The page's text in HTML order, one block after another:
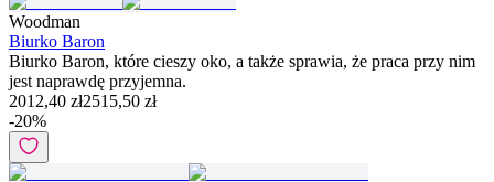
Woodman
Biurko Baron
Biurko Baron, które cieszy oko, a także sprawia, że praca przy nim
jest naprawdę przyjemna.
2012,40 zł2515,50 zł
-20%